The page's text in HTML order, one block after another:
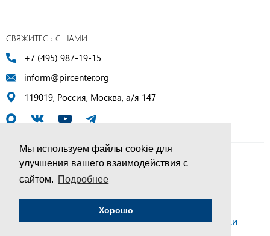
Мы используем файлы cookie для
улучшения вашего взаимодействия с
сайтом. Подробнее
Хорошо
СВЯЖИТЕСЬ С НАМИ
+7 (495) 987-19-15
inform@pircenter.org
119019, Россия, Москва, а/я 147
© ПИР-Центр, 1994–2025 | Все права защищены
Соглашение об обработке персональных данных
Политика конфиденциальности и условия обработки